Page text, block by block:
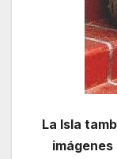
La Isla
imágenes